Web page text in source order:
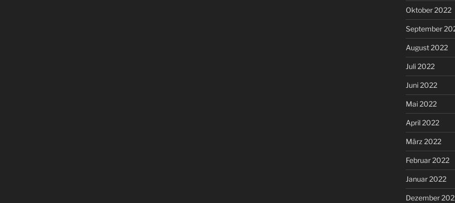
Oktober 2022
September
August 2022
Juli 2022
Juni 2022
Mai 2022
April 2022
März 2022
Februar 2022
Januar 2022
Dezember